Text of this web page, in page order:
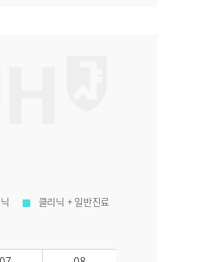
클리닉 + 일반진료